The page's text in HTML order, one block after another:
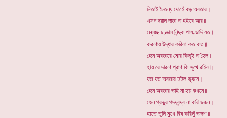
নিতাই চৈতন্য দোহেঁ বড় অবতার।
এমন দয়াল দাতা না হইবে আর॥
ম্লেচ্ছ চণ্ডাল নিন্দুক পাষণ্ডাদি যত।
করুণায় উদ্ধার করিলা কত কত॥
হেন অবতারে মোর কিছুই না হৈল।
হায় রে দারুণ প্রাণ কি সুখে রহিল॥
যত যত অবতার হইল ভুবনে।
হেন অবতার ভাই না হয় কখনে॥
হেন প্রভুর পদদ্বন্দ্ব না করি ভজন।
হাতে তুলি মুখে বিষ করিলুঁ ভক্ষণ॥